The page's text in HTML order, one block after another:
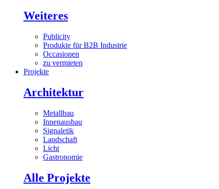
Weiteres
Publicity
Produkte für B2B Industrie
Occasionen
zu vermieten
Projekte
Architektur
Metallbau
Innenausbau
Signaletik
Landschaft
Licht
Gastronomie
Alle Projekte